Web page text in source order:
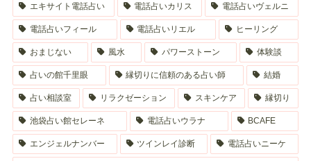
エキサイト電話占い 電話占いカリス 電話占いヴェルニ
電話占いフィール 電話占いリエル ヒーリング
おまじない 風水 パワーストーン 体験談
占いの館千里眼 縁切りに信頼のある占い師 結婚
占い相談室 リラクゼーション スキンケア 縁切り
池袋占い館セレーネ 電話占いウラナ BCAFE
エンジェルナンバー ツインレイ診断 電話占いニーケ